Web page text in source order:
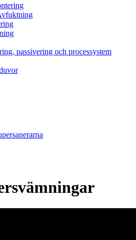
passivering och processystem